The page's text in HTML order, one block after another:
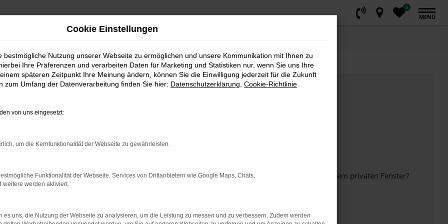
0
MENÜ
bestimmter Seiten verhindern. Funktioniert die Seite in einem anderen Browser oder in einem privaten Fenster?
beheben.
auf dem neuesten Stand sind.
Cookie Einstellungen
bestmögliche Nutzung unserer Webseite zu ermöglichen und unsere Kommunikation mit Ihnen zu
Ihre Präferenzen und verarbeiten Daten für Marketing und Statistiken nur, wenn Sie uns Ihre
späteren Zeitpunkt Ihre Meinung ändern, können Sie die Einwilligung jederzeit für die Zukunft
zum Umfang der Datenverarbeitung finden Sie hier: Datenschutzerklärung Cookie-Richtlinie
von uns eingesetzt:
um die Kernfunktionalität der Webseite zu gewährleisten.
Funktionalität der Webseite. Services von Drittanbietern wie Google Maps, Chats,
weitere werden aktiviert.
es uns, die Nutzung der Webseite zu analysieren, um die Leistung zu messen und zu verbessern. Zudem werden